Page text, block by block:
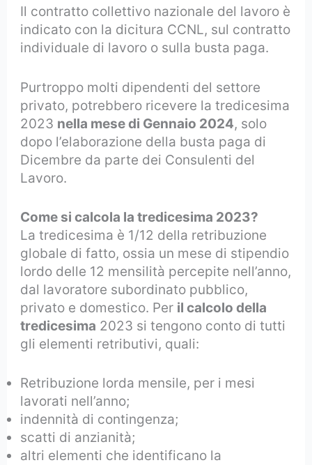
Il contratto collettivo nazionale del lavoro è
indicato con la dicitura CCNL, sul contratto
individuale di lavoro o sulla busta paga.
Purtroppo molti dipendenti del settore
privato, potrebbero ricevere la tredicesima
2023 nella mese di Gennaio 2024, solo
dopo l’elaborazione della busta paga di
Dicembre da parte dei Consulenti del
Lavoro.
Come si calcola la tredicesima 2023?
La tredicesima è 1/12 della retribuzione
globale di fatto, ossia un mese di stipendio
lordo delle 12 mensilità percepite nell’anno,
dal lavoratore subordinato pubblico,
privato e domestico. Per il calcolo della
tredicesima 2023 si tengono conto di tutti
gli elementi retributivi, quali:
Retribuzione lorda mensile, per i mesi
lavorati nell’anno;
indennità di contingenza;
scatti di anzianità;
altri elementi che identificano la